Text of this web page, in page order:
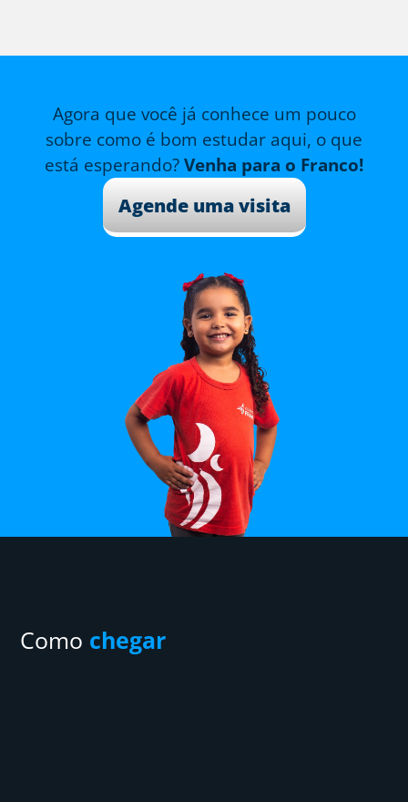
Agora que você já conhece um pouco
sobre como é bom estudar aqui, o que
está esperando?Venha para o Franco!
Agende uma visita
Como chegar